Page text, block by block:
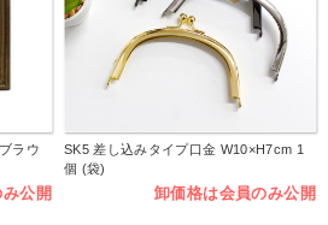
ラウ
公開
SK5 差し込みタイプ口金 W10×H7cm 1
個 (袋)
卸価格は会員のみ公開